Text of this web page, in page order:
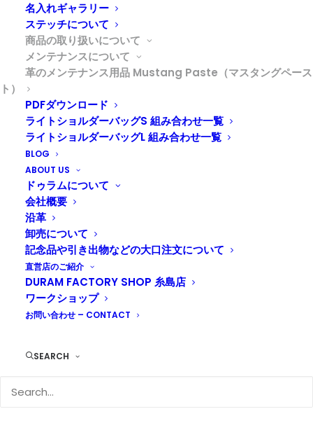
名入れギャラリー
ステッチについて
商品の取り扱いについて
メンテナンスについて
革のメンテナンス用品 Mustang Paste（マスタングペース
ト）
PDFダウンロード
ライトショルダーバッグS 組み合わせ一覧
ライトショルダーバッグL 組み合わせ一覧
BLOG
ABOUT US
ドゥラムについて
会社概要
沿革
卸売について
記念品や引き出物などの大口注文について
直営店のご紹介
DURAM FACTORY SHOP 糸島店
ワークショップ
お問い合わせ – CONTACT
SEARCH
動物性オイルではもっとも浸透力のある100％天然のホ
ースオイルを、レザーメンテナンス用に特別な精製を行
い製品化されたマスタングペースト。革の表面のつや出
しやコーティングをする、従来のロウや石油ベースのも
のとは違い、革製品と同じ動物性オイルなので、皮革の
維持に最も適した栄養分を与え、乾燥や水分などのダメ
ージから守ります。従来のミンクオイル以上の高い浸透
力は、ハードなコードバン革であっても、油分を奥深く
まで染込ませ革内部へしっかり油分を補給します。さら
にペースト状にしたことで布に取っても滑らかに伸び、
塗りムラの心配も無く扱いやすいです。